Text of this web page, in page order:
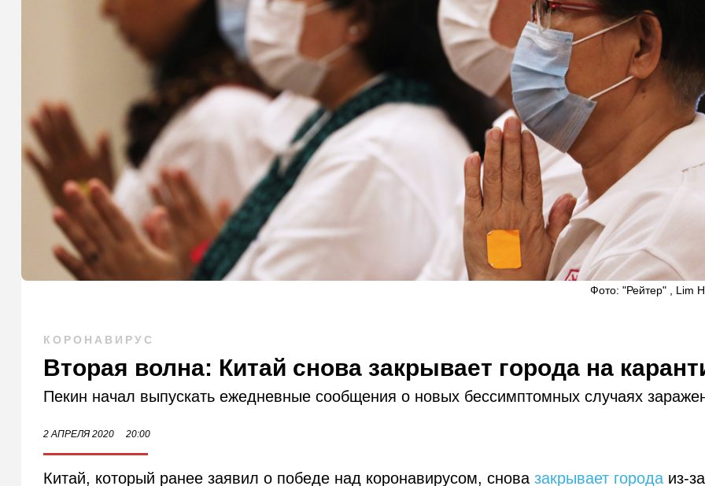
Фото: "Рейтер" , Lim
КОРОНАВИРУС
Вторая волна: Китай снова закрывает города на
Пекин начал выпускать ежедневные сообщения о новых бессимптомных случаях
2 АПРЕЛЯ 2020 20:00
Китай, который ранее заявил о победе над коронавирусом, сновазакрывает города из-за